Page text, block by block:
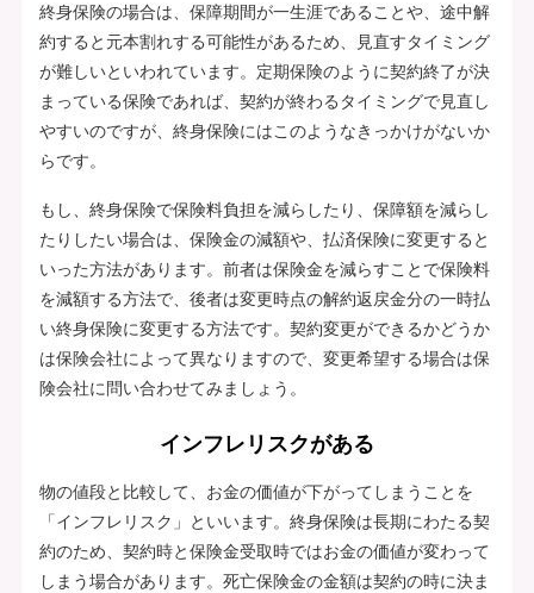
終身保険の場合は、保障期間が一生涯であることや、途中解
約すると元本割れする可能性があるため、見直すタイミング
が難しいといわれています。定期保険のように契約終了が決
まっている保険であれば、契約が終わるタイミングで見直し
やすいのですが、終身保険にはこのようなきっかけがないか
らです。
もし、終身保険で保険料負担を減らしたり、保障額を減らし
たりしたい場合は、保険金の減額や、払済保険に変更すると
いった方法があります。前者は保険金を減らすことで保険料
を減額する方法で、後者は変更時点の解約返戻金分の一時払
い終身保険に変更する方法です。契約変更ができるかどうか
は保険会社によって異なりますので、変更希望する場合は保
険会社に問い合わせてみましょう。
インフレリスクがある
物の値段と比較して、お金の価値が下がってしまうことを
「インフレリスク」といいます。終身保険は長期にわたる契
約のため、契約時と保険金受取時ではお金の価値が変わって
しまう場合があります。死亡保険金の金額は契約の時に決ま